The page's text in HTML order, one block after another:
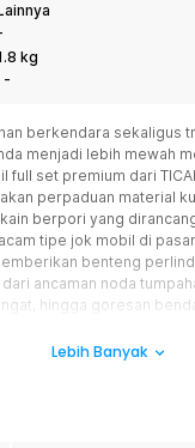
kg
-
berkendara sekaligus
menjadi lebih mewah
full set premium dari
perpaduan material
berpori yang
tipe jok mobil di
benteng
ancaman noda
hingga goresan
sarung jok kursi ini awet
mobil Anda tetap
Lebih Banyak